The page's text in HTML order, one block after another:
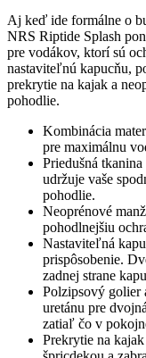
Aj keď ide formálne o
NRS Riptide Splash
pre vodákov, ktorí sú
nastaviteľnú kapucňu,
prekrytie na kajak a
pohodlie.
Kombinácia
pre maximálnu
Priedušná
udržuje vaše
pohodlie.
Neoprénové
pohodlnejšiu
Nastaviteľná
prispôsobenie.
zadnej strane
Polzipsový golier
uretánu pre
zatiaľ čo v
Prekrytie na